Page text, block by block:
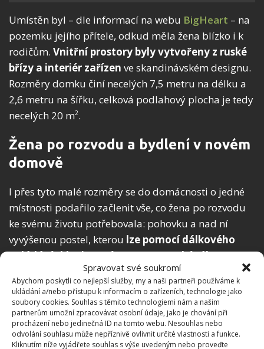
Spravovat své soukromí
Abychom poskytli co nejlepší služby, my a naši partneři používáme k
ukládání a/nebo přístupu k informacím o zařízeních, technologie jako
soubory cookies. Souhlas s těmito technologiemi nám a našim
partnerům umožní zpracovávat osobní údaje, jako je chování při
procházení nebo jedinečná ID na tomto webu. Nesouhlas nebo
odvolání souhlasu může nepříznivě ovlivnit určité vlastnosti a funkce.
Kliknutím níže vyjádřete souhlas s výše uvedeným nebo proveďte
Umístěn byl – dle informací na webu BigHeart – na
pozemku jejího přítele, odkud měla žena blízko i k
rodičům. Vnitřní prostory byly vytvořeny z ruské
břízy a interiér zařízen ve skandinávském designu.
Rozměry domku činí necelých 7,5 metru na délku a
2,6 metru na šířku, celková podlahový plocha je tedy
necelých 20 m2.
Žena po rozvodu a bydlení v novém
domově
I přes tyto malé rozměry se do domácnosti o jedné
místnosti podařilo začlenit vše, co žena po rozvodu
ke svému životu potřebovala: pohovku a nad ní
vyvýšenou postel, kterou lze pomocí dálkového
ovládání sklopit a místo se stane obývákem;
v kuchyňce jsou vyvýšené pulty s dřezem, vařičem a
troubou na plyn; za kuchyňkou je prostor na
ledničku, spíž, pračku a skříň.